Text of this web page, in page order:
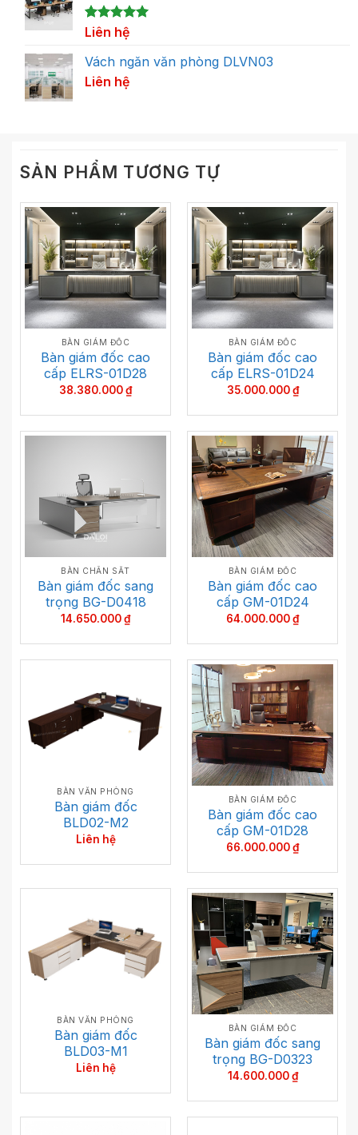
5.00trên 5
dựa trên
1
đánh giá
Liên hệ
Vách ngăn văn phòng DLVN03
Liên hệ
SẢN PHẨM TƯƠNG TỰ
BÀN GIÁM ĐỐC
Bàn giám đốc cao
cấp ELRS-01D28
38.380.000₫
BÀN GIÁM ĐỐC
Bàn giám đốc cao
cấp ELRS-01D24
35.000.000₫
BÀN CHÂN SẮT
Bàn giám đốc sang
trọng BG-D0418
14.650.000₫
BÀN GIÁM ĐỐC
Bàn giám đốc cao
cấp GM-01D24
64.000.000₫
BÀN VĂN PHÒNG
Bàn giám đốc
BLD02-M2
Liên hệ
BÀN GIÁM ĐỐC
Bàn giám đốc cao
cấp GM-01D28
66.000.000₫
BÀN VĂN PHÒNG
Bàn giám đốc
BLD03-M1
Liên hệ
BÀN GIÁM ĐỐC
Bàn giám đốc sang
trọng BG-D0323
14.600.000₫